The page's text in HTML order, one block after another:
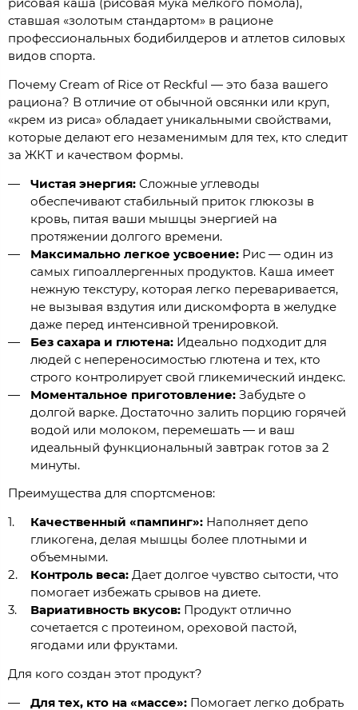
ставшая «золотым стандартом» в рационе
профессиональных бодибилдеров и атлетов силовых
видов спорта.
Почему Cream of Rice от Reckful — это база вашего
рациона? В отличие от обычной овсянки или круп,
«крем из риса» обладает уникальными свойствами,
которые делают его незаменимым для тех, кто следит
за ЖКТ и качеством формы.
Чистая энергия:Сложные углеводы
обеспечивают стабильный приток глюкозы в
кровь, питая ваши мышцы энергией на
протяжении долгого времени.
Максимально легкое усвоение:Рис — один из
самых гипоаллергенных продуктов. Каша имеет
нежную текстуру, которая легко переваривается,
не вызывая вздутия или дискомфорта в желудке
даже перед интенсивной тренировкой.
Без сахара и глютена:Идеально подходит для
людей с непереносимостью глютена и тех, кто
строго контролирует свой гликемический индекс.
Моментальное приготовление:Забудьте о
долгой варке. Достаточно залить порцию горячей
водой или молоком, перемешать — и ваш
идеальный функциональный завтрак готов за 2
минуты.
Преимущества для спортсменов:
Качественный «пампинг»:Наполняет депо
гликогена, делая мышцы более плотными и
объемными.
Контроль веса:Дает долгое чувство сытости, что
помогает избежать срывов на диете.
Вариативность вкусов:Продукт отлично
сочетается с протеином, ореховой пастой,
ягодами или фруктами.
Для кого создан этот продукт?
Для тех, кто на «массе»:Помогает легко добрать